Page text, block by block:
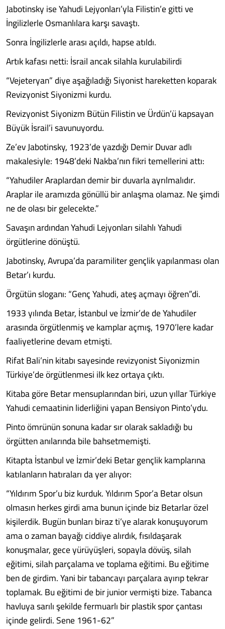
Jabotinsky ise Yahudi Lejyonları’yla Filistin’e gitti ve
İngilizlerle Osmanlılara karşı savaştı.
Sonra İngilizlerle arası açıldı, hapse atıldı.
Artık kafası netti: İsrail ancak silahla kurulabilirdi
“Vejeteryan” diye aşağıladığı Siyonist hareketten koparak
Revizyonist Siyonizmi kurdu.
Revizyonist Siyonizm Bütün Filistin ve Ürdün’ü kapsayan
Büyük İsrail’i savunuyordu.
Ze’ev Jabotinsky, 1923’de yazdığı Demir Duvar adlı
makalesiyle: 1948’deki Nakba’nın fikri temellerini attı:
“Yahudiler Araplardan demir bir duvarla ayrılmalıdır.
Araplar ile aramızda gönüllü bir anlaşma olamaz. Ne şimdi
ne de olası bir gelecekte.”
Savaşın ardından Yahudi Lejyonları silahlı Yahudi
örgütlerine dönüştü.
Jabotinsky, Avrupa’da paramiliter gençlik yapılanması olan
Betar’ı kurdu.
Örgütün sloganı: “Genç Yahudi, ateş açmayı öğren”di.
1933 yılında Betar, İstanbul ve İzmir’de de Yahudiler
arasında örgütlenmiş ve kamplar açmış, 1970’lere kadar
faaliyetlerine devam etmişti.
Rifat Bali’nin kitabı sayesinde revizyonist Siyonizmin
Türkiye’de örgütlenmesi ilk kez ortaya çıktı.
Kitaba göre Betar mensuplarından biri, uzun yıllar Türkiye
Yahudi cemaatinin liderliğini yapan Bensiyon Pinto’ydu.
Pinto ömrünün sonuna kadar sır olarak sakladığı bu
örgütten anılarında bile bahsetmemişti.
Kitapta İstanbul ve İzmir’deki Betar gençlik kamplarına
katılanların hatıraları da yer alıyor:
“Yıldırım Spor’u biz kurduk. Yıldırım Spor’a Betar olsun
olmasın herkes girdi ama bunun içinde biz Betarlar özel
kişilerdik. Bugün bunları biraz ti’ye alarak konuşuyorum
ama o zaman bayağı ciddiye alırdık, fısıldaşarak
konuşmalar, gece yürüyüşleri, sopayla dövüş, silah
eğitimi, silah parçalama ve toplama eğitimi. Bu eğitime
ben de girdim. Yani bir tabancayı parçalara ayırıp tekrar
toplamak. Bu eğitimi de bir junior vermişti bize. Tabanca
havluya sarılı şekilde fermuarlı bir plastik spor çantası
içinde gelirdi. Sene 1961-62”